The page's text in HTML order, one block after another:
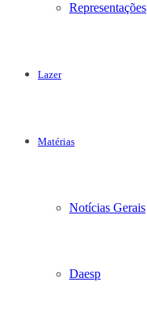
Representações
Lazer
Matérias
Notícias Gerais
Daesp